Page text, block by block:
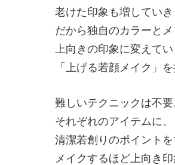
老けた印象も増していき
だから独自のカラーと
上向きの印象に変えて
「上げる若顔メイク」を
難しいテクニックは不要
それぞれのアイテムに、
清潔若創りのポイントを
メイクするほど上向き印